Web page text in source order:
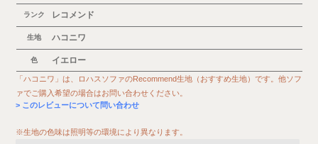
ランク レコメンド
生地 ハコニワ
色 イエロー
「ハコニワ」は、ロハスソファのRecommend生地（おすすめ生地）です。他ソフ
ァでご購入希望の場合はお問い合わせください。
このレビューについて問い合わせ
※生地の色味は照明等の環境により異なります。